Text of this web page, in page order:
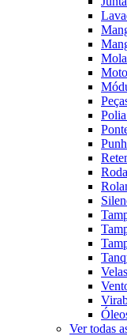
Ver todas